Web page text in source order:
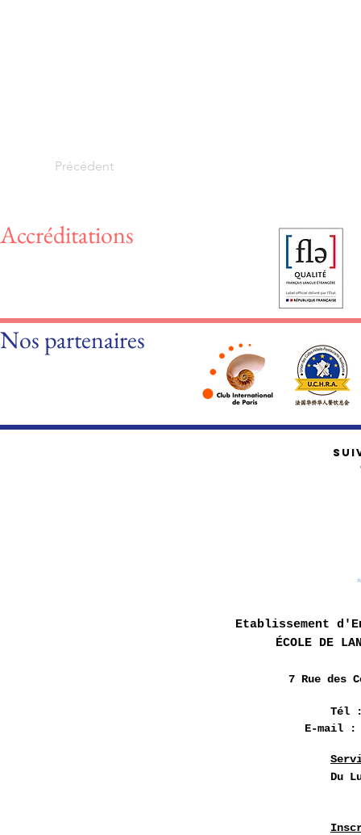
Précédent
Accréditations
Nos partenaires
Etablissement
ÉCOLE DE
7 Rue des
Tél
E-mail
Du